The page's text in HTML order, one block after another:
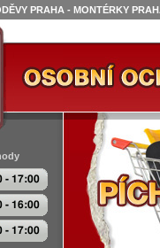
PRAHA - MONTÉRKY